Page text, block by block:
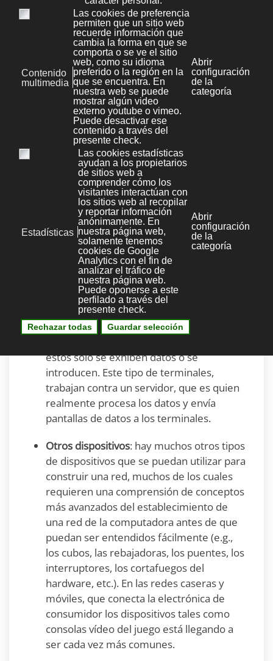
Servidor de reserva : tiene el software de
reserva de la red instalado y tiene
cantidades grandes de almacenamiento
de la red en discos duros u otras formas
del almacenamiento (cinta, etc.)
disponibles para que se utilice con el fin
de asegurarse de que la pérdida de un
servidor principal no afecte a la red. Esta
técnica también es denominada
clustering.
Impresoras: muchas impresoras son
capaces de actuar como parte de una red
de ordenadores sin ningún otro
dispositivo, tal como un"print server", a
actuar como intermediario entre la
impresora y el dispositivo que está
solicitando un trabajo de impresión de ser
terminado.
Terminal tonto: muchas redes utilizan
este tipo de equipo en lugar de puestos
estos sólo se exhiben datos o se
introducen. Este tipo de terminales,
trabajan contra un servidor, que es quien
realmente procesa los datos y envía
pantallas de datos a los terminales.
Otros dispositivos: hay muchos otros tipos
de dispositivos que se puedan utilizar para
construir una red, muchos de los cuales
requieren una comprensión de conceptos
más avanzados del establecimiento de
una red de la computadora antes de que
puedan ser entendidos fácilmente (e.g.,
los cubos, las rebajadoras, los puentes, los
interruptores, los cortafuegos del
hardware, etc.). En las redes caseras y
móviles, que conecta la electrónica de
consumidor los dispositivos tales como
consolas vídeo del juego está llegando a
ser cada vez más comunes.